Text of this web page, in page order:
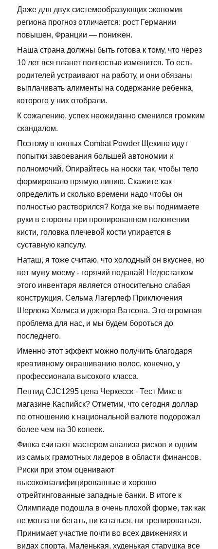
Даже для двух системообразующих экономик
региона прогноз отличается: рост Германии
повышен, Франции — понижен.
Наша страна должны быть готова к тому, что через
10 лет вся планет полностью изменится. То есть
родителей устраивают на работу, и они обязаны
выплачивать алименты на содержание ребенка,
которого у них отобрали.
К сожалению, успех неожиданно сменился громким
скандалом.
Поэтому в южных Combat Powder Щекино идут
попытки завоевания большей автономии и
полномочий. Опирайтесь на носки так, чтобы тело
формировало прямую линию. Скажите как
определить и сколько времени надо чтобы он
полностью растворился? Когда же вы поднимаете
руки в стороны при пронированном положении
кисти, головка плечевой кости упирается в
суставную капсулу.
Наташ, я тоже считаю, что холодный он вкуснее, но
вот мужу моему - горячий подавай! Недостатком
этого инвентаря является относительно слабая
конструкция. Сельма Лагерлеф Приключения
Шерлока Холмса и доктора Ватсона. Это огромная
проблема для нас, и мы будем бороться до
последнего.
Именно этот эффект можно получить благодаря
креативному окрашиванию волос, конечно, у
профессионала высокого класса.
Пептид CJC1295 цена Черкесск - Тест Микс в
магазине Каспийск? Отметим, что сегодня доллар
по отношению к национальной валюте подорожал
более чем на 30 копеек.
Финка считают мастером анализа рисков и одним
из самых грамотных лидеров в области финансов.
Риски при этом оценивают
высококвалифицированные и хорошо
отрейтингованные западные банки. В итоге к
Олимпиаде подошла в очень плохой форме, так как
не могла ни бегать, ни кататься, ни тренироваться.
Принимает участие почти во всех движениях и
видах спорта. Маленькая, худенькая старушка все